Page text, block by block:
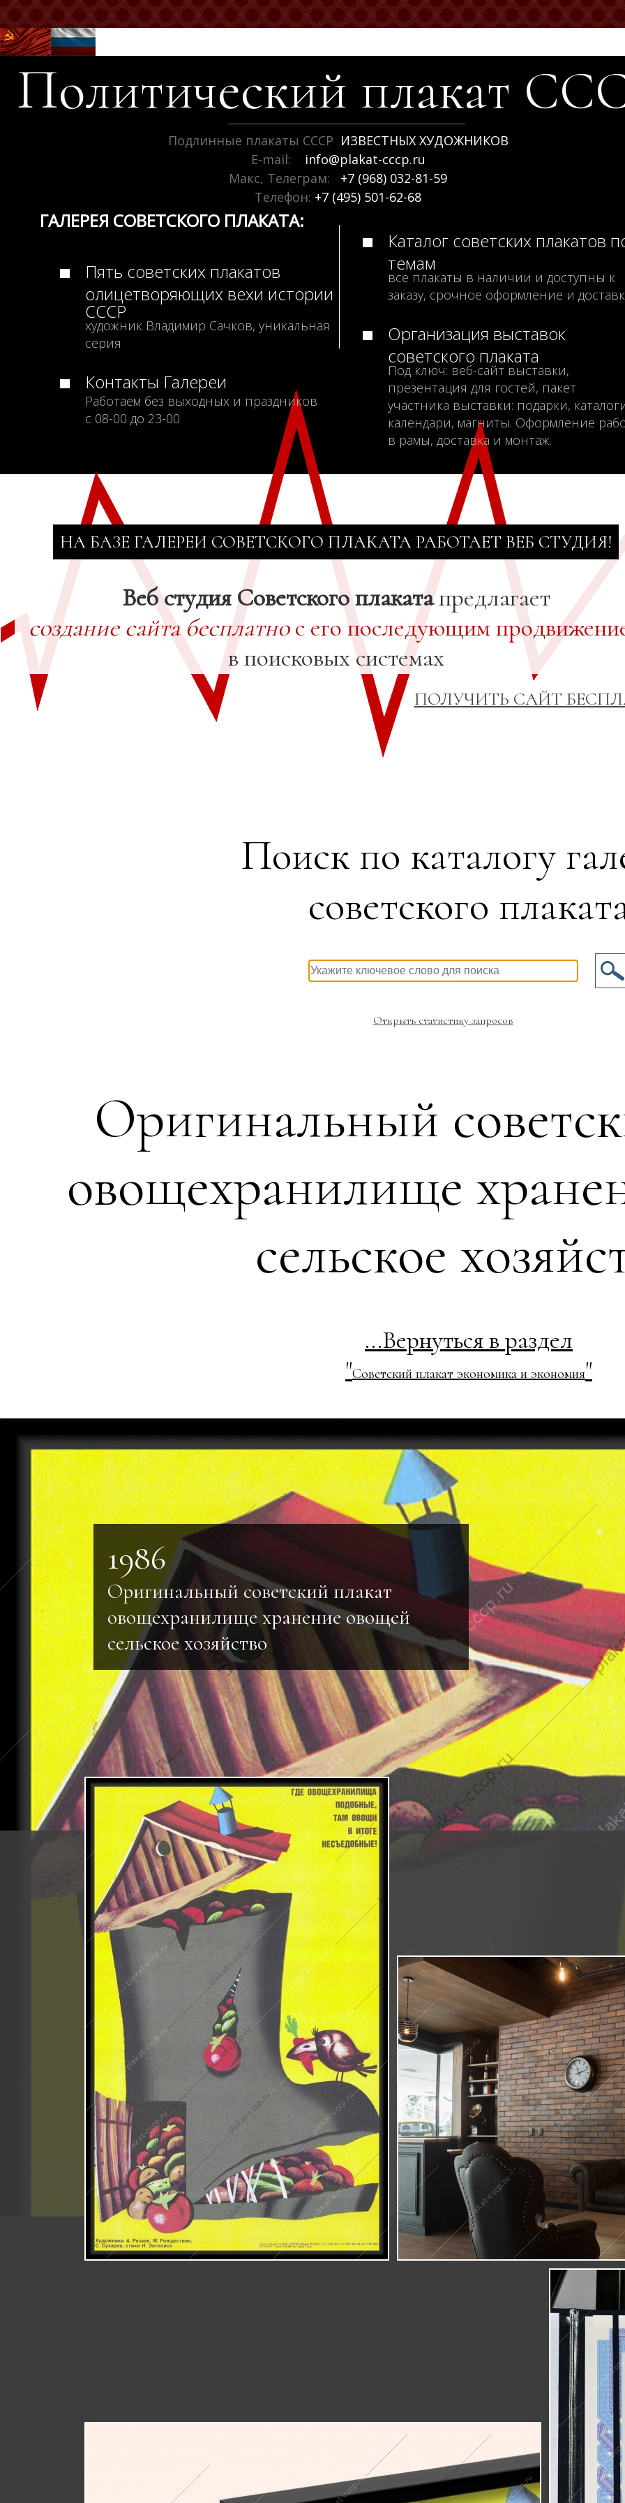
Политический плакат
Подлинные плакаты СССР ИЗВЕСТНЫХ ХУДОЖНИКОВ
E-mail:
info@plakat-cccp.ru
Макс, Телеграм:
+7 (968) 032-81-59
Телефон: +7 (495) 501-62-68
ГАЛЕРЕЯ СОВЕТСКОГО ПЛАКАТА:
Пять советских плакатов
олицетворяющих вехи истории
СССР
художник Владимир Сачков, уникальная
серия
Контакты Галереи
Работаем без выходных и праздников
с 08-00 до 23-00
Каталог советских плакатов
темам
все плакаты в наличии и доступны к
заказу, срочное оформление и
Организация выставок
советского плаката
Под ключ: веб-сайт выставки,
презентация для гостей, пакет
участника выставки: подарки,
календари, магниты. Оформление
в рамы, доставка и монтаж.
НА БАЗЕ ГАЛЕРЕИ СОВЕТСКОГО ПЛАКАТА РАБОТАЕТ ВЕБ СТУДИЯ!
Веб студия Советского плакатапредлагает
создание сайта бесплатнос его последующим
в поисковых системах
ПОЛУЧИТЬ САЙТ
Поиск по каталогу
советского
Открыть статистику запросов
Оригинальный
овощехранилище
сельское
...Вернуться в раздел
"Советский плакат экономика и экономия"
1986
Оригинальный советский плакат
овощехранилище хранение овощей
сельское хозяйство